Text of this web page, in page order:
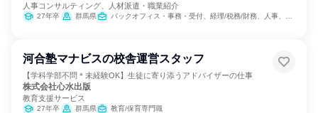
人事コンサルティング、人材派遣・職業紹介
27年卒 群馬県 バックオフィス・事務・受付、経理/税務/財務、人事、総務、組織運営管理・公務員・事務系職種
河合塾マナビスの校舎運営スタッフ
【学科学部不問＊未経験OK】生徒に寄り添うアドバイザーの仕事
株式会社心水出版
教育支援サービス
27年卒 群馬県 教育/保育専門職